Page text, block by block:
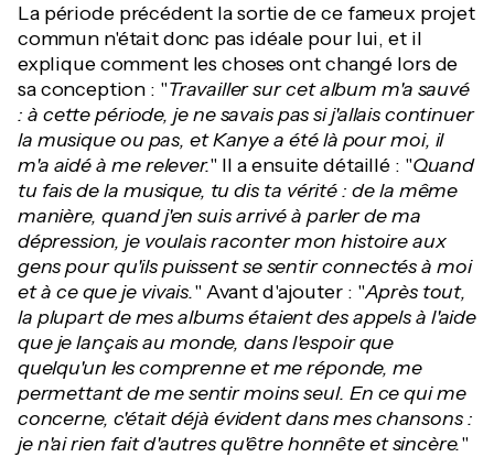
La période précédent la sortie de ce fameux projet
commun n'était donc pas idéale pour lui, et il
explique comment les choses ont changé lors de
sa conception : "Travailler sur cet album m'a sauvé
: à cette période, je ne savais pas si j'allais continuer
la musique ou pas, et Kanye a été là pour moi, il
m'a aidé à me relever." Il a ensuite détaillé : "Quand
tu fais de la musique, tu dis ta vérité : de la même
manière, quand j'en suis arrivé à parler de ma
dépression, je voulais raconter mon histoire aux
gens pour qu'ils puissent se sentir connectés à moi
et à ce que je vivais." Avant d'ajouter : "Après tout,
la plupart de mes albums étaient des appels à l'aide
que je lançais au monde, dans l'espoir que
quelqu'un les comprenne et me réponde, me
permettant de me sentir moins seul. En ce qui me
concerne, c'était déjà évident dans mes chansons :
je n'ai rien fait d'autres qu'être honnête et sincère."